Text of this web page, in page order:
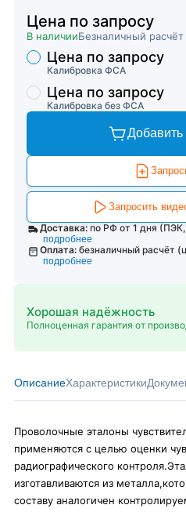
Цена по запросу
В наличииБезналичный расчёт
Торговые предложения
Калибровка ФСА
Цена по запросу
Калибровка без ФСА
Цена по запросу
Добавить
Запросить
Доставка: по РФ от 1 дня
подробнее
Оплата: безналичный расчёт
подробнее
Хорошая надёжность
Полноценная гарантия от
ОписаниеХарактеристики
Проволочные эталоны
применяются с целью оценки
радиографического
изготавливаются из
составу аналогичен